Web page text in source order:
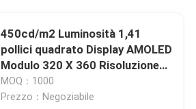
450cd/m2 Luminosità 1,41
pollici quadrato Display AMOLED
Modulo 320 X 360 Risoluzione
Con Interfaccia OnCell Touch
MIPI / SPI / QSPI
MOQ：1000
Prezzo：Negoziabile